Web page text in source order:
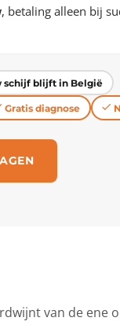
, betaling alleen bij
schijf blijft in België
Gratis diagnose
van de ene